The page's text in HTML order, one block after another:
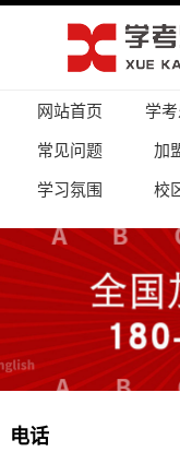
网站首页 学
常见问题
加
学习氛围
校
电话